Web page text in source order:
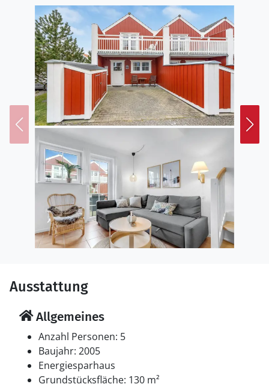
Ausstattung
Allgemeines
Anzahl Personen: 5
Baujahr: 2005
Energiesparhaus
Grundstücksfläche: 130 m²